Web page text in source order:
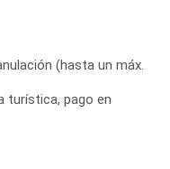
(hasta un máx.
turística, pago en